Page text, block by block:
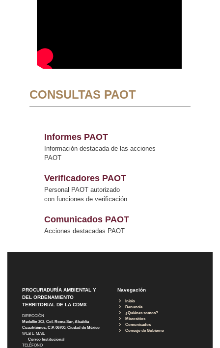
CONSULTAS PAOT
Informes PAOT
Información destacada de las acciones
PAOT
Verificadores PAOT
Personal PAOT autorizado
con funciones de verificación
Comunicados PAOT
Acciones destacadas PAOT
PROCURADURÍA AMBIENTAL Y
DEL ORDENAMIENTO
TERRITORIAL DE LA CDMX
DIRECCIÓN
Medellín 202, Col. Roma Sur, Alcaldía
Cuauhtémoc, C.P. 06700, Ciudad de México
WEB E-MAIL
Correo Institucional
TELÉFONO
Navegación
Inicio
Denuncia
¿Quiénes somos?
Micrositios
Comunicados
Consejo de Gobierno